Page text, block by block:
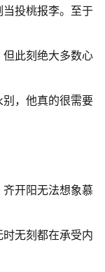
投桃报李。至于
此刻绝大多数心
，他真的很需要
开阳无法想象慕
无刻都在承受内